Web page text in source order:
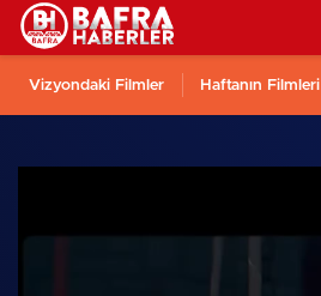
Vizyondaki Filmler Haftanın Filmleri